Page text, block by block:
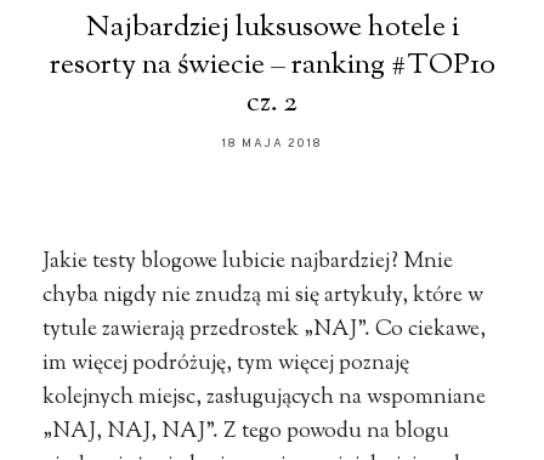
Najbardziej luksusowe hotele i
resorty na świecie – ranking #TOP10
cz. 2
18 MAJA 2018
Jakie testy blogowe lubicie najbardziej? Mnie
chyba nigdy nie znudzą mi się artykuły, które w
tytule zawierają przedrostek „NAJ”. Co ciekawe,
im więcej podróżuję, tym więcej poznaję
kolejnych miejsc, zasługujących na wspomniane
„NAJ, NAJ, NAJ”. Z tego powodu na blogu